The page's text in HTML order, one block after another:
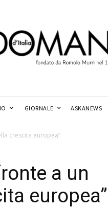
GIORNALE ASKANEWS
crescita europea”
a un
europea”